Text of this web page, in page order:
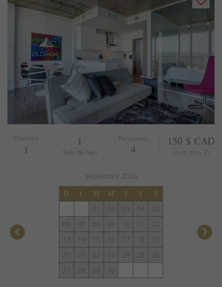
Chambre
1
1
Salle de bain
Personnes
4
150 $ CAD
/nuit, (min. 2)
keyboard_arrow_left
septembre 2026
D
L M M J V
S
01
02 03 04
05
06
07 08 09 10 11
12
13
14 15 16 17 18
19
20
21 22 23 24 25
26
27
28 29 30
keyboard_arrow_right